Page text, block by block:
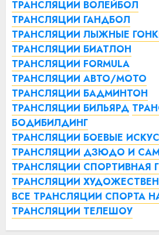
ТРАНСЛЯЦИИ ВОЛЕЙБОЛ
ТРАНСЛЯЦИИ ГАНДБОЛ
ТРАНСЛЯЦИИ ЛЫЖНЫЕ
ТРАНСЛЯЦИИ БИАТЛОН
ТРАНСЛЯЦИИ FORMULA
ТРАНСЛЯЦИИ АВТО/МОТО
ТРАНСЛЯЦИИ БАДМИНТОН
ТРАНСЛЯЦИИ БИЛЬЯРД
БОДИБИЛДИНГ
ТРАНСЛЯЦИИ БОЕВЫЕ
ТРАНСЛЯЦИИ ДЗЮДО И
ТРАНСЛЯЦИИ СПОРТИВНАЯ
ТРАНСЛЯЦИИ
ВСЕ ТРАНСЛЯЦИИ СПОРТА
ТРАНСЛЯЦИИ ТЕЛЕШОУ